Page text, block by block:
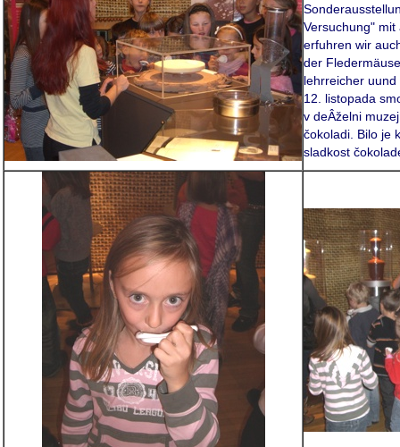
Versuchung"
erfuhren wir
der
lehrreicher
12. listopada
v deÂželni
čokoladi. Bilo je
sladkost